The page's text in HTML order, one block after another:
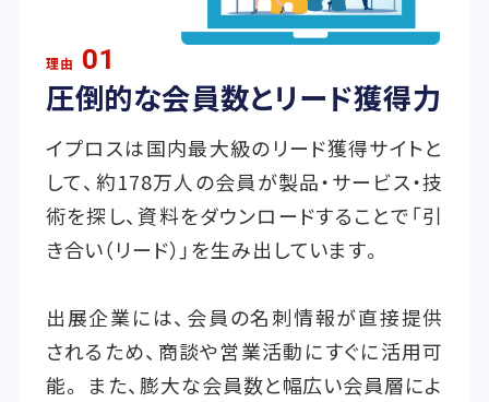
理由 01
圧倒的な会員数とリード獲得力
イプロスは国内最大級のリード獲得サイトと
して、約178万人の会員が製品・サービス・技
術を探し、資料をダウンロードすることで「引
き合い（リード）」を生み出しています。
出展企業には、会員の名刺情報が直接提供
されるため、商談や営業活動にすぐに活用可
能。 また、膨大な会員数と幅広い会員層によ